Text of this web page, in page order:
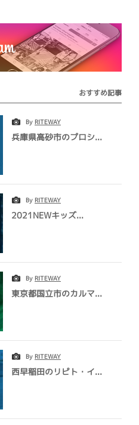
おすすめ記事
By RITEWAY
兵庫県高砂市のプロシ...
By RITEWAY
2021NEWキッズ...
By RITEWAY
東京都国立市のカルマ...
By RITEWAY
西早稲田のリピト・イ...